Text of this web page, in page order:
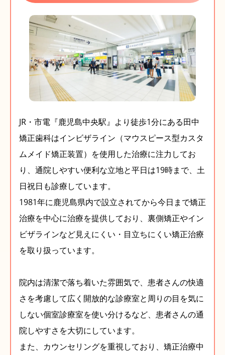
JR・市電『鹿児島中央駅』より徒歩1分にある田中
矯正歯科はインビザライン（マウスピース型カスタ
ムメイド矯正装置）を使用した治療に注力してお
り、通院しやすい便利な立地と平日は19時まで、土
日祝日も診療しています。
1981年に鹿児島県内で設立されてから今日まで矯正
治療を中心に治療を提供しており、裏側矯正やイン
ビザラインなど見えにくい・目立ちにくい矯正治療
を取り扱っています。
院内は清潔で落ち着いた雰囲気で、患者さんの快適
さを考慮して広く開放的な診療室と周りの目を気に
しない個室診療室を使い分けるなど、患者さんの通
院しやすさを大切にしています。
また、カウンセリングを重視しており、矯正治療中